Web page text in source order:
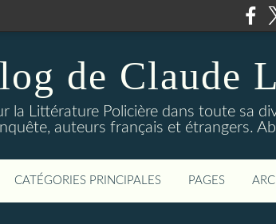
de Claude
la Littérature Policière dans toute sa
auteurs français et étrangers.
CATÉGORIES PRINCIPALES PAGES